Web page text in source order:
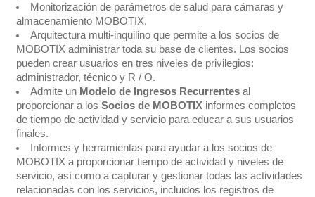
Monitorización de parámetros de salud para cámaras y
almacenamiento MOBOTIX.
Arquitectura multi-inquilino que permite a los socios de
MOBOTIX administrar toda su base de clientes. Los socios
pueden crear usuarios en tres niveles de privilegios:
administrador, técnico y R / O.
Admite un Modelo de Ingresos Recurrentesal
proporcionar a losSocios de MOBOTIX informes completos
de tiempo de actividad y servicio para educar a sus usuarios
finales.
Informes y herramientas para ayudar a los socios de
MOBOTIX a proporcionar tiempo de actividad y niveles de
servicio, así como a capturar y gestionar todas las actividades
relacionadas con los servicios, incluidos los registros de